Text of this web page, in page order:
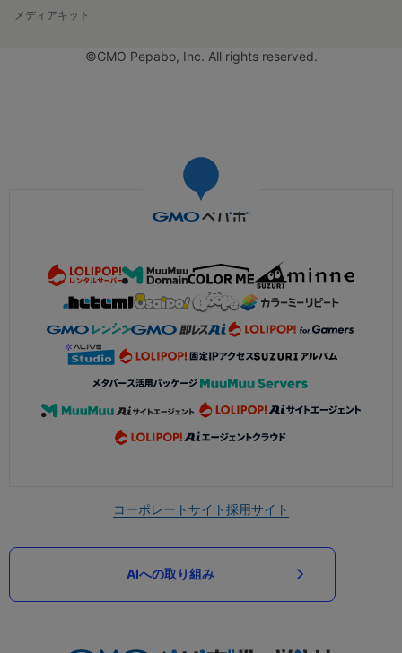
メディアキット
©GMO Pepabo, Inc. All rights reserved.
コーポレートサイト採用サイト
AIへの取り組み